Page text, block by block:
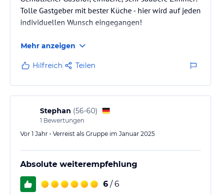
Tolle Gastgeber mit bester Küche - hier wird auf jeden
individuellen Wunsch eingegangen!
Mehr anzeigen
Hilfreich Teilen
Stephan (56-60)
1 Bewertungen
Vor 1 Jahr • Verreist als Gruppe im Januar 2025
Absolute weiterempfehlung
6 / 6